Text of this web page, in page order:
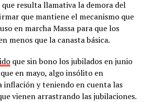
resulta llamativa la demora del
que mantiene el mecanismo que
en marcha Massa para que los
menos que la canasta básica.
que sin bono los jubilados en junio
en mayo, algo insólito en
inflación y teniendo en cuenta las
vienen arrastrando las jubilaciones.